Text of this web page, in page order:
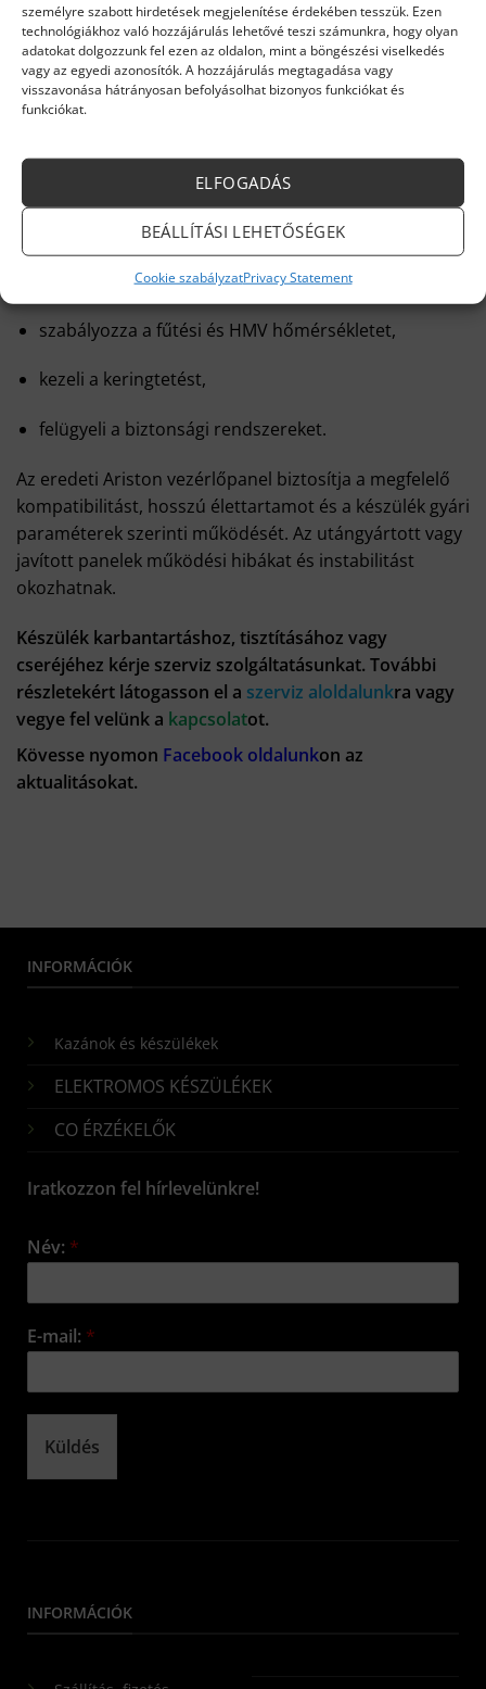
személyre szabott hirdetések megjelenítése érdekében tesszük. Ezen
technológiákhoz való hozzájárulás lehetővé teszi számunkra, hogy olyan
adatokat dolgozzunk fel ezen az oldalon, mint a böngészési viselkedés
vagy az egyedi azonosítók. A hozzájárulás megtagadása vagy
visszavonása hátrányosan befolyásolhat bizonyos funkciókat és
funkciókat.
ELFOGADÁS
BEÁLLÍTÁSI LEHETŐSÉGEK
Cookie szabályzatPrivacy Statement
Stabil, biztonságos működés
Régi cikkszám:65116585
A kazán központi elektronikai egysége, amely:
vezérli a gyújtást és az égést,
szabályozza a fűtési és HMV hőmérsékletet,
kezeli a keringtetést,
felügyeli a biztonsági rendszereket.
Az eredeti Ariston vezérlőpanel biztosítja a megfelelő
kompatibilitást, hosszú élettartamot és a készülék gyári
paraméterek szerinti működését. Az utángyártott vagy
javított panelek működési hibákat és instabilitást
okozhatnak.
Készülék karbantartáshoz, tisztításához vagy
cseréjéhez kérje szerviz szolgáltatásunkat. További
részletekért látogasson el a szerviz aloldalunkra vagy
vegye fel velünk a kapcsolatot.
Kövesse nyomon Facebook oldalunkon az
aktualitásokat.
INFORMÁCIÓK
Kazánok és készülékek
ELEKTROMOS KÉSZÜLÉKEK
CO ÉRZÉKELŐK
Iratkozzon fel hírlevelünkre!
Név: *
E-mail: *
Küldés
INFORMÁCIÓK